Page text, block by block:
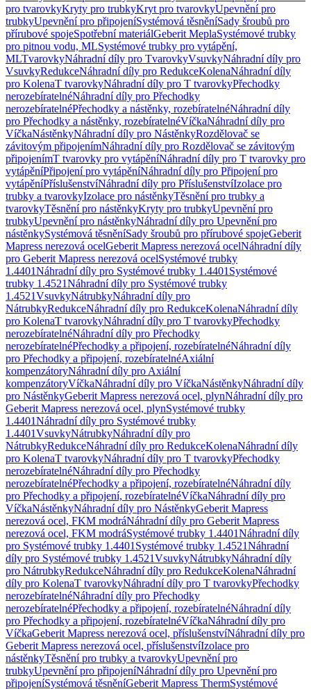
pro tvarovkyKryty pro trubkyKryt pro tvarovkyUpevnění pro
trubkyUpevnění pro připojeníSystémová těsněníSady šroubů pro
přírubové spojeSpotřební materiálGeberit MeplaSystémové trubky
pro pitnou vodu, MLSystémové trubky pro vytápění,
MLTvarovkyNáhradní díly pro TvarovkyVsuvkyNáhradní díly pro
VsuvkyRedukceNáhradní díly pro RedukceKolenaNáhradní díly
pro KolenaT tvarovkyNáhradní díly pro T tvarovkyPřechodky
nerozebíratelnéNáhradní díly pro Přechodky
nerozebíratelnéPřechodky a nástěnky, rozebíratelnéNáhradní díly
pro Přechodky a nástěnky, rozebíratelnéVíčkaNáhradní díly pro
VíčkaNástěnkyNáhradní díly pro NástěnkyRozdělovač se
závitovým připojenímNáhradní díly pro Rozdělovač se závitovým
připojenímT tvarovky pro vytápěníNáhradní díly pro T tvarovky pro
vytápěníPřipojení pro vytápěníNáhradní díly pro Připojení pro
vytápěníPříslušenstvíNáhradní díly pro PříslušenstvíIzolace pro
trubky a tvarovkyIzolace pro nástěnkyTěsnění pro trubky a
tvarovkyTěsnění pro nástěnkyKryty pro trubkyUpevnění pro
trubkyUpevnění pro nástěnkyNáhradní díly pro Upevnění pro
nástěnkySystémová těsněníSady šroubů pro přírubové spojeGeberit
Mapress nerezová ocelGeberit Mapress nerezová ocelNáhradní díly
pro Geberit Mapress nerezová ocelSystémové trubky
1.4401Náhradní díly pro Systémové trubky 1.4401 Systémové
trubky 1.4521Náhradní díly pro Systémové trubky
1.4521VsuvkyNátrubkyNáhradní díly pro
NátrubkyRedukceNáhradní díly pro RedukceKolenaNáhradní díly
pro KolenaT tvarovkyNáhradní díly pro T tvarovkyPřechodky
nerozebíratelnéNáhradní díly pro Přechodky
nerozebíratelnéPřechodky a připojení, rozebíratelnéNáhradní díly
pro Přechodky a připojení, rozebíratelnéAxiální
kompenzátoryNáhradní díly pro Axiální
kompenzátoryVíčkaNáhradní díly pro VíčkaNástěnkyNáhradní díly
pro NástěnkyGeberit Mapress nerezová ocel, plynNáhradní díly pro
Geberit Mapress nerezová ocel, plynSystémové trubky
1.4401Náhradní díly pro Systémové trubky
1.4401VsuvkyNátrubkyNáhradní díly pro
NátrubkyRedukceNáhradní díly pro RedukceKolenaNáhradní díly
pro KolenaT tvarovkyNáhradní díly pro T tvarovkyPřechodky
nerozebíratelnéNáhradní díly pro Přechodky
nerozebíratelnéPřechodky a připojení, rozebíratelnéNáhradní díly
pro Přechodky a připojení, rozebíratelnéVíčkaNáhradní díly pro
VíčkaNástěnkyNáhradní díly pro NástěnkyGeberit Mapress
nerezová ocel, FKM modráNáhradní díly pro Geberit Mapress
nerezová ocel, FKM modráSystémové trubky 1.4401Náhradní díly
pro Systémové trubky 1.4401 Systémové trubky 1.4521Náhradní
díly pro Systémové trubky 1.4521VsuvkyNátrubkyNáhradní díly
pro NátrubkyRedukceNáhradní díly pro RedukceKolenaNáhradní
díly pro KolenaT tvarovkyNáhradní díly pro T tvarovkyPřechodky
nerozebíratelnéNáhradní díly pro Přechodky
nerozebíratelnéPřechodky a připojení, rozebíratelnéNáhradní díly
pro Přechodky a připojení, rozebíratelnéVíčkaNáhradní díly pro
VíčkaGeberit Mapress nerezová ocel, příslušenstvíNáhradní díly pro
Geberit Mapress nerezová ocel, příslušenstvíIzolace pro
nástěnkyTěsnění pro trubky a tvarovkyUpevnění pro
trubkyUpevnění pro připojeníNáhradní díly pro Upevnění pro
připojeníSystémová těsněníGeberit Mapress ThermSystémové